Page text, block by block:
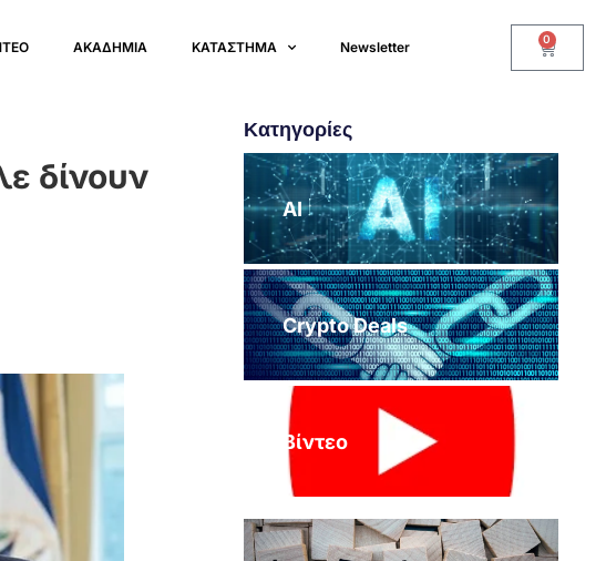
ΑΚΑΔΗΜΙΑ ΚΑΤΑΣΤΗΜΑ Newsletter 0
δίνουν
Κατηγορίες
AI
Crypto Deals
Βίντεο